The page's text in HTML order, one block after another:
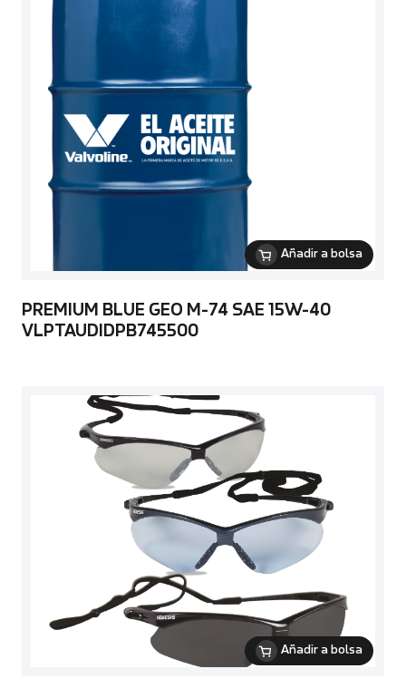
Añadir a bolsa
PREMIUM BLUE GEO M-74 SAE 15W-40
VLPTAUDIDPB745500
Añadir a bolsa